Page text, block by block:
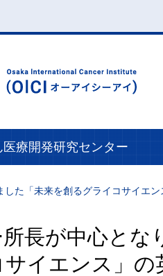
医療開発研究センター
た「未来を創るグライコサイエ
長が中心とな
サイエンス」